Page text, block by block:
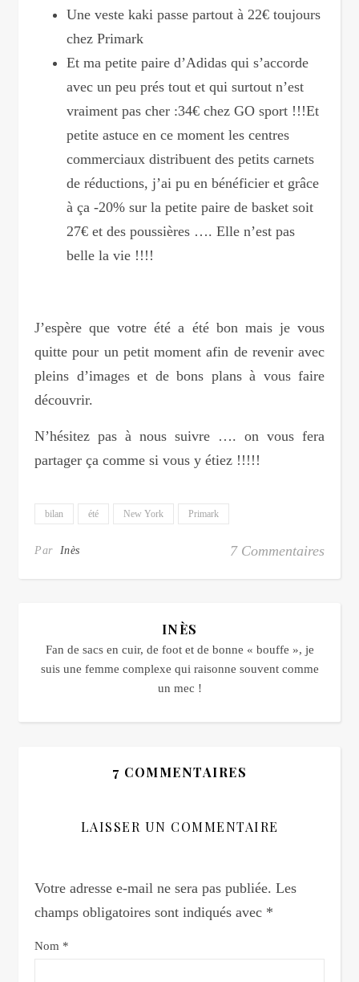
Une veste kaki passe partout à 22€ toujours
chez Primark
Et ma petite paire d’Adidas qui s’accorde
avec un peu prés tout et qui surtout n’est
vraiment pas cher :34€ chez GO sport !!!Et
petite astuce en ce moment les centres
commerciaux distribuent des petits carnets
de réductions, j’ai pu en bénéficier et grâce
à ça -20% sur la petite paire de basket soit
27€ et des poussières …. Elle n’est pas
belle la vie !!!!
J’espère que votre été a été bon mais je vous
quitte pour un petit moment afin de revenir avec
pleins d’images et de bons plans à vous faire
découvrir.
N’hésitez pas à nous suivre …. on vous fera
partager ça comme si vous y étiez !!!!!
bilan été New York Primark
Par Inès 7 Commentaires
INÈS
Fan de sacs en cuir, de foot et de bonne « bouffe », je
suis une femme complexe qui raisonne souvent comme
un mec !
7 COMMENTAIRES
LAISSER UN COMMENTAIRE
Votre adresse e-mail ne sera pas publiée. Les
champs obligatoires sont indiqués avec *
Nom *